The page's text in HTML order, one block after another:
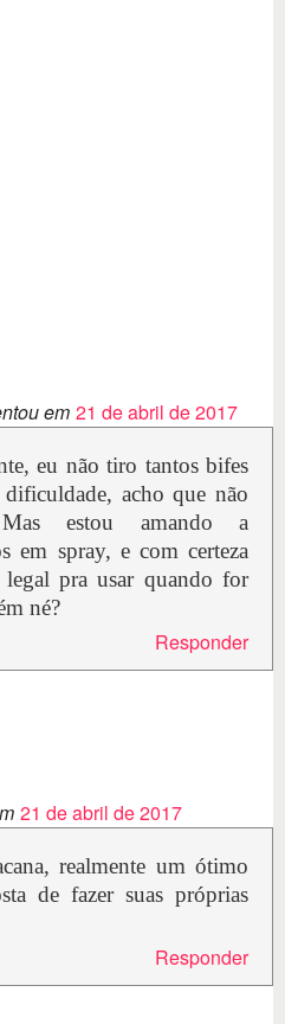
em 21 de abril de 2017
eu não tiro tantos bifes
acho que não
estou amando a
em spray, e com certeza
legal pra usar quando for
né?
Responder
21 de abril de 2017
realmente um ótimo
de fazer suas próprias
Responder